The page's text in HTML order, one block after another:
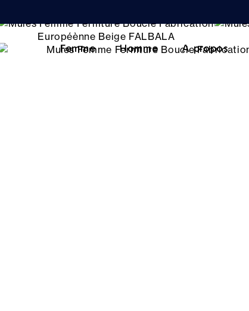
Femme Homme A propos